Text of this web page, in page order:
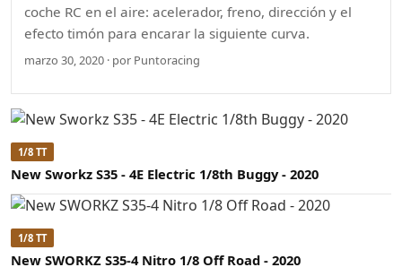
coche RC en el aire: acelerador, freno, dirección y el
efecto timón para encarar la siguiente curva.
marzo 30, 2020 · por Puntoracing
1/8 TT
New Sworkz S35 - 4E Electric 1/8th Buggy - 2020
1/8 TT
New SWORKZ S35-4 Nitro 1/8 Off Road - 2020